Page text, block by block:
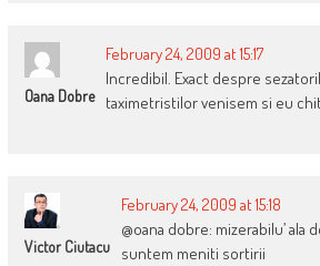
Oana Dobre
February 24, 2009 at 15:17
Incredibil. Exact despre
taximetristilor venisem si eu
Victor Ciutacu
February 24, 2009 at 15:18
@oana dobre: mizerabilu’ ala
suntem meniti sortirii